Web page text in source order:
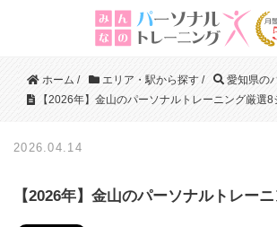
ホーム / エリア・駅から探す / 愛知県の
【2026年】金山のパーソナルトレーニング厳選8
2026.04.14
【2026年】金山のパーソナルトレー